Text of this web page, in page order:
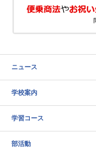
ニュース
学校案内
学習コース
部活動